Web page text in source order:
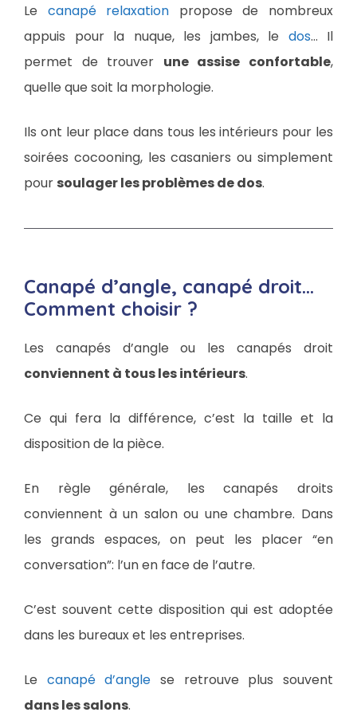
Le canapé relaxation propose de nombreux
appuis pour la nuque, les jambes, le dos… Il
permet de trouver une assise confortable,
quelle que soit la morphologie.
Ils ont leur place dans tous les intérieurs pour les
soirées cocooning, les casaniers ou simplement
pour soulager les problèmes de dos.
Canapé d’angle, canapé droit…
Comment choisir ?
Les canapés d’angle ou les canapés droit
conviennent à tous les intérieurs.
Ce qui fera la différence, c’est la taille et la
disposition de la pièce.
En règle générale, les canapés droits
conviennent à un salon ou une chambre. Dans
les grands espaces, on peut les placer “en
conversation”: l’un en face de l’autre.
C’est souvent cette disposition qui est adoptée
dans les bureaux et les entreprises.
Le canapé d’angle se retrouve plus souvent
dans les salons.